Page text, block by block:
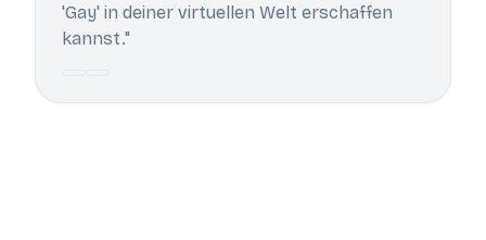
'Gay' in deiner virtuellen Welt erschaffen
kannst."